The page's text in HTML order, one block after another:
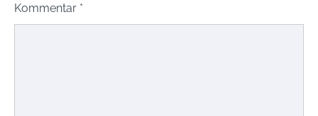
Kommentar *